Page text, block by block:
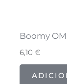
Boomy
6,10€